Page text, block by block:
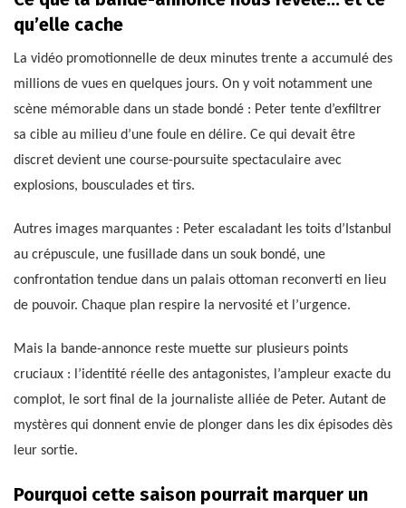
qu’elle cache
La vidéo promotionnelle de deux minutes trente a accumulé des
millions de vues en quelques jours. On y voit notamment une
scène mémorable dans un stade bondé : Peter tente d’exfiltrer
sa cible au milieu d’une foule en délire. Ce qui devait être
discret devient une course-poursuite spectaculaire avec
explosions, bousculades et tirs.
Autres images marquantes : Peter escaladant les toits d’Istanbul
au crépuscule, une fusillade dans un souk bondé, une
confrontation tendue dans un palais ottoman reconverti en lieu
de pouvoir. Chaque plan respire la nervosité et l’urgence.
Mais la bande-annonce reste muette sur plusieurs points
cruciaux : l’identité réelle des antagonistes, l’ampleur exacte du
complot, le sort final de la journaliste alliée de Peter. Autant de
mystères qui donnent envie de plonger dans les dix épisodes dès
leur sortie.
Pourquoi cette saison pourrait marquer un